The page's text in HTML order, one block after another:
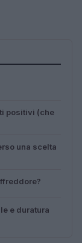
positivi (che
una scelta
e duratura